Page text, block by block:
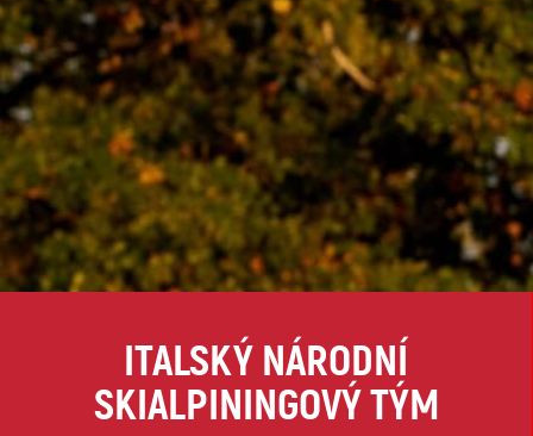
ITALSKÝ NÁRODNÍ
SKIALPININGOVÝ TÝM